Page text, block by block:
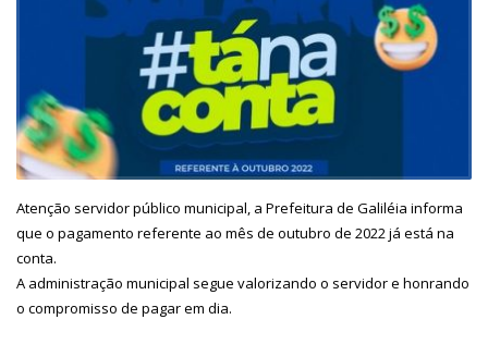
Atenção servidor público municipal, a Prefeitura de Galiléia informa
que o pagamento referente ao mês de outubro de 2022 já está na
conta.
A administração municipal segue valorizando o servidor e honrando
o compromisso de pagar em dia.